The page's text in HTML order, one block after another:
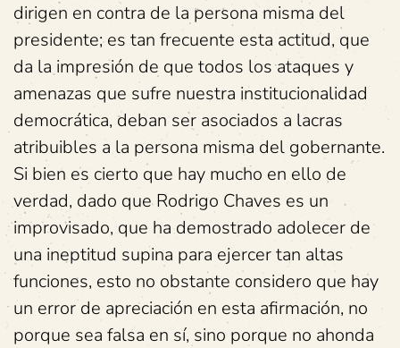
dirigen en contra de la persona misma del
presidente; es tan frecuente esta actitud, que
da la impresión de que todos los ataques y
amenazas que sufre nuestra institucionalidad
democrática, deban ser asociados a lacras
atribuibles a la persona misma del gobernante.
Si bien es cierto que hay mucho en ello de
verdad, dado que Rodrigo Chaves es un
improvisado, que ha demostrado adolecer de
una ineptitud supina para ejercer tan altas
funciones, esto no obstante considero que hay
un error de apreciación en esta afirmación, no
porque sea falsa en sí, sino porque no ahonda